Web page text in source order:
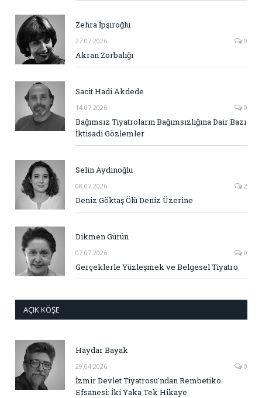
Zehra İpşiroğlu
27.07.2026 0
Akran Zorbalığı
Sacit Hadi Akdede
14.07.2026 0
Bağımsız Tiyatroların Bağımsızlığına Dair Bazı
İktisadi Gözlemler
Selin Aydınoğlu
08.07.2026 2
Deniz Göktaş Ölü Deniz Üzerine
Dikmen Gürün
07.07.2026 0
Gerçeklerle Yüzleşmek ve Belgesel Tiyatro
AÇIK KÖŞE
Haydar Bayak
29.04.2026 0
İzmir Devlet Tiyatrosu’ndan Rembetiko
Efsanesi: İki Yaka Tek Hikaye